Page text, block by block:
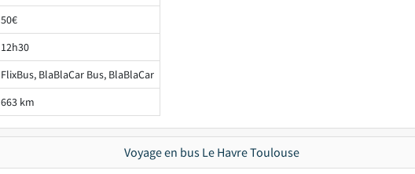
50€
12h30
FlixBus, BlaBlaCar Bus, BlaBlaCar
663 km
Voyage en bus Le Havre Toulouse